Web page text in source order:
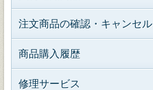
注文商品の確認・キャンセル
商品購入履歴
修理サービス